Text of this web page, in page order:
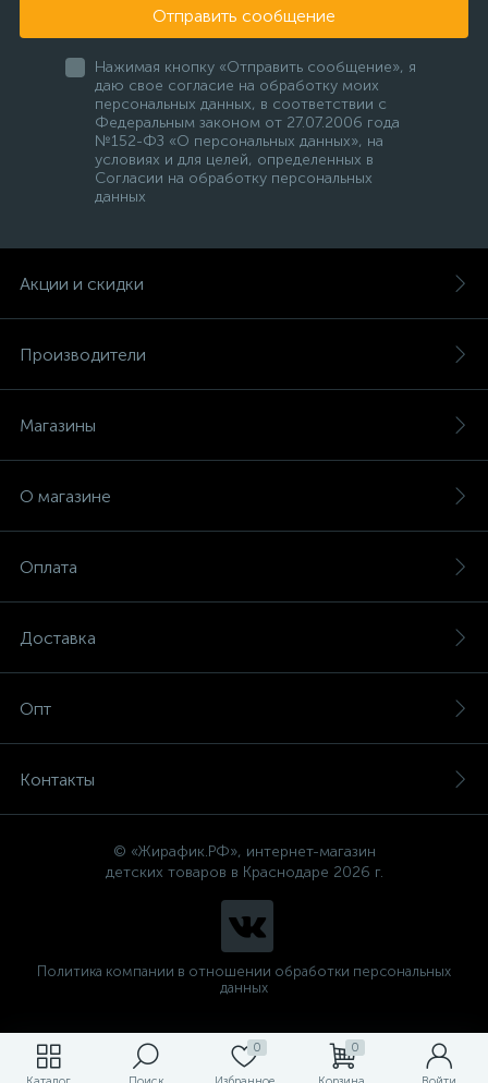
0 0
Отправить сообщение
Нажимая кнопку «Отправить сообщение», я
даю свое согласие на обработку моих
персональных данных, в соответствии с
Федеральным законом от 27.07.2006 года
№152-ФЗ «О персональных данных», на
условиях и для целей, определенных в
Согласии на обработку персональных
данных
Акции и скидки
Производители
Магазины
О магазине
Оплата
Доставка
Опт
Контакты
© «Жирафик.РФ», интернет-магазин
детских товаров в Краснодаре 2026 г.
Политика компании в отношении обработки персональных
данных